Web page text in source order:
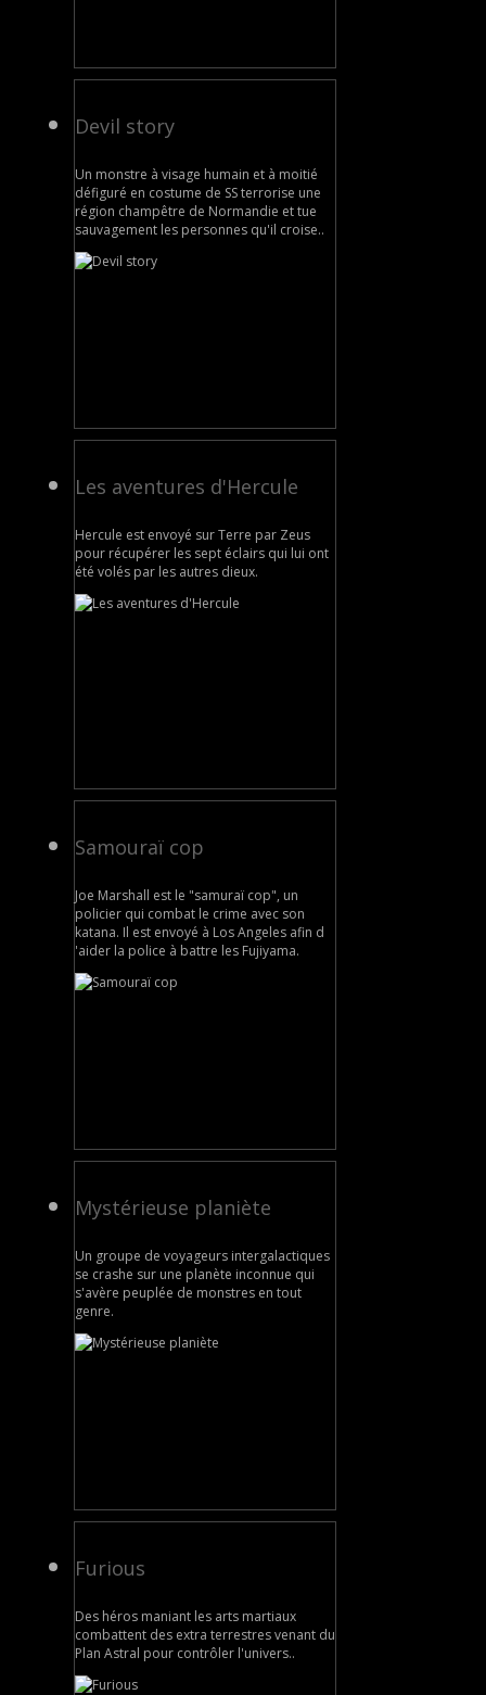
Devil story
Un monstre à visage humain et à moitié
défiguré en costume de SS terrorise une
région champêtre de Normandie et tue
sauvagement les personnes qu'il croise..
Les aventures d'Hercule
Hercule est envoyé sur Terre par Zeus
pour récupérer les sept éclairs qui lui ont
été volés par les autres dieux.
Samouraï cop
Joe Marshall est le "samuraï cop", un
policier qui combat le crime avec son
katana. Il est envoyé à Los Angeles afin d
'aider la police à battre les Fujiyama.
Mystérieuse planiète
Un groupe de voyageurs intergalactiques
se crashe sur une planète inconnue qui
s'avère peuplée de monstres en tout
genre.
Furious
Des héros maniant les arts martiaux
combattent des extra terrestres venant du
Plan Astral pour contrôler l'univers..